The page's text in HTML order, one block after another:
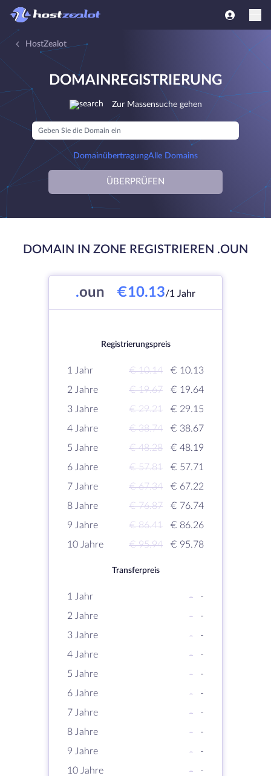
HostZealot
DOMAINREGISTRIERUNG
Zur Massensuche gehen
DomainübertragungAlle Domains
ÜBERPRÜFEN
DOMAIN IN ZONE REGISTRIEREN .OUN
.oun €10.13/1 Jahr
Registrierungspreis
1 Jahr € 10.14
€ 10.13
2 Jahre
€ 19.67
€ 19.64
3 Jahre
€ 29.21
€ 29.15
4 Jahre
€ 38.74
€ 38.67
5 Jahre
€ 48.28
€ 48.19
6 Jahre
€ 57.81
€ 57.71
7 Jahre
€ 67.34
€ 67.22
8 Jahre
€ 76.87
€ 76.74
9 Jahre
€ 86.41
€ 86.26
10 Jahre
€ 95.94 € 95.78
Transferpreis
1 Jahr -
-
2 Jahre
-
-
3 Jahre
-
-
4 Jahre
-
-
5 Jahre
-
-
6 Jahre
-
-
7 Jahre
-
-
8 Jahre
-
-
9 Jahre
-
-
10 Jahre
- -